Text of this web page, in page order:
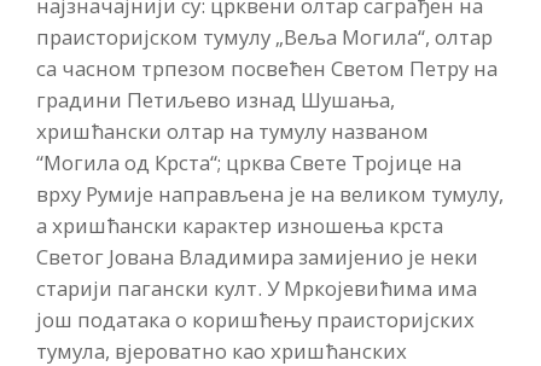
праисторијском тумулу „Веља Могила“, олтар
са часном трпезом посвећен Светом Петру на
градини Петиљево изнад Шушања,
хришћански олтар на тумулу названом
“Могила од Крста“; црква Свете Тројице на
врху Румије направљена је на великом тумулу,
а хришћански карактер изношења крста
Светог Јована Владимира замијенио је неки
старији пагански култ. У Мркојевићима има
још података о коришћењу праисторијских
тумула, вјероватно као хришћанских